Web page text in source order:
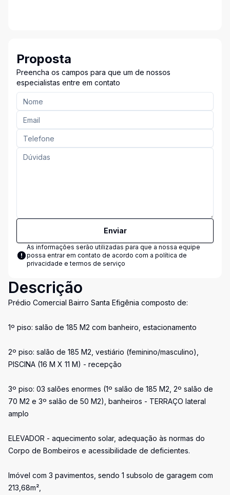
Proposta
Preencha os campos para que um de nossos
especialistas entre em contato
Enviar
As informações serão utilizadas para que a nossa equipe
possa entrar em contato de acordo com a política de
privacidade e termos de serviço
Descrição
Prédio Comercial Bairro Santa Efigênia composto de:
1º piso: salão de 185 M2 com banheiro, estacionamento
2º piso: salão de 185 M2, vestiário (feminino/masculino),
PISCINA (16 M X 11 M) - recepção
3º piso: 03 salões enormes (1º salão de 185 M2, 2º salão de
70 M2 e 3º salão de 50 M2), banheiros - TERRAÇO lateral
amplo
ELEVADOR - aquecimento solar, adequação às normas do
Corpo de Bombeiros e acessibilidade de deficientes.
Imóvel com 3 pavimentos, sendo 1 subsolo de garagem com
213,68m²,